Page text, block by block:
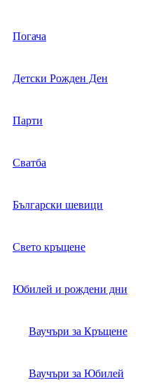
Погача
Детски Рожден Ден
Парти
Сватба
Български шевици
Свето кръщене
Юбилей и рождени дни
Ваучъри за Кръщене
Ваучъри за Юбилей